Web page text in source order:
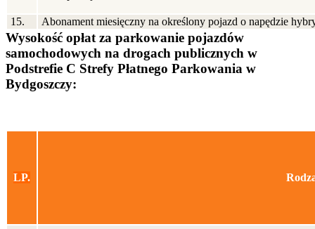
15. Abonament miesięczny na określony pojazd o napędzie
Wysokość opłat za parkowanie pojazdów
samochodowych na drogach publicznych w
Podstrefie C Strefy Płatnego Parkowania w
Bydgoszczy:
LP.